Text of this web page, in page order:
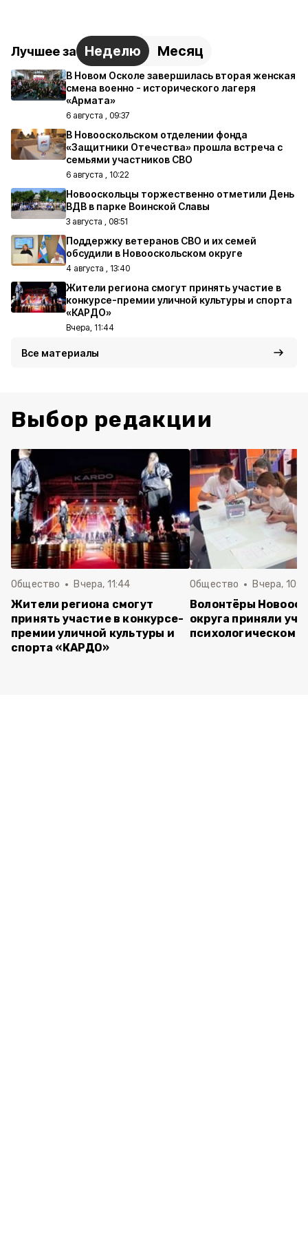
Лучшее за Неделю Месяц
В Новом Осколе завершилась вторая женская
смена военно - исторического лагеря
«Армата»
6 августа , 09:37
В Новооскольском отделении фонда
«Защитники Отечества» прошла встреча с
семьями участников СВО
6 августа , 10:22
Новооскольцы торжественно отметили День
ВДВ в парке Воинской Славы
3 августа , 08:51
Поддержку ветеранов СВО и их семей
обсудили в Новооскольском округе
4 августа , 13:40
Жители региона смогут принять участие в
конкурсе-премии уличной культуры и спорта
«КАРДО»
Вчера, 11:44
Все материалы
Выбор редакции
Общество Вчера, 11:44
Жители региона смогут
принять участие в конкурсе-
премии уличной культуры и
спорта «КАРДО»
Общество Вчера,
Волонтёры
округа приняли
психологическом